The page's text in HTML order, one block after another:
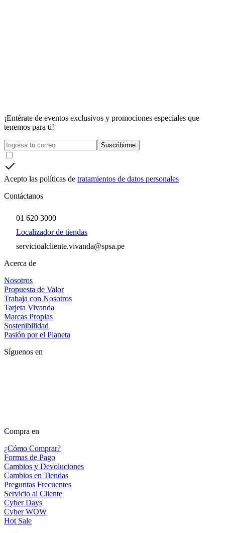
¡Entérate de eventos exclusivos y promociones especiales que
tenemos para ti!
Suscribirme
Acepto las políticas de tratamientos de datos personales
Contáctanos
01 620 3000
Localizador de tiendas
servicioalcliente.vivanda@spsa.pe
Acerca de
Nosotros
Propuesta de Valor
Trabaja con Nosotros
Tarjeta Vivanda
Marcas Propias
Sostenibilidad
Pasión por el Planeta
Síguenos en
Compra en
¿Cómo Comprar?
Formas de Pago
Cambios y Devoluciones
Cambios en Tiendas
Preguntas Frecuentes
Servicio al Cliente
Cyber Days
Cyber WOW
Hot Sale